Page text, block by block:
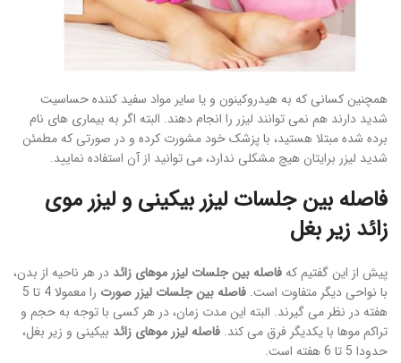
همچنین کسانی که به هیدروکینون و یا سایر مواد سفید کننده حساسیت
شدید دارند هم نمی توانند لیزر را انجام دهند. البته اگر به بیماری های نام
برده شده مبتلا هستید، با پزشک خود مشورت کرده و در صورتی که مطمئن
شدید لیزر برایتان هیچ مشکلی ندارد، می توانید از آن استفاده نمایید.
فاصله بین جلسات لیزر بیکینی و لیزر موی
زائد زیر بغل
پیش از این گفتیم کهفاصله بین جلسات لیزر موهای زائد در هر ناحیه از بدن،
با نواحی دیگر متفاوت است. فاصله بین جلسات لیزر صورت
را معمولا 4 تا 5
هفته در نظر می گیرند. البته این مدت زمان، در هر کسی با توجه به حجم و
تراکم موها با یکدیگر فرق می کند. فاصله لیزر موهای زائد بیکینی و زیر بغل،
حدودا 5 تا 6 هفته است.